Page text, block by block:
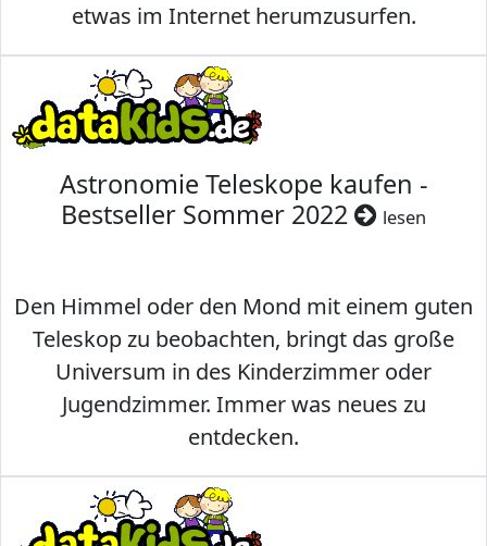
etwas im Internet herumzusurfen.
Astronomie Teleskope kaufen -
Bestseller Sommer 2022
lesen
Den Himmel oder den Mond mit einem guten
Teleskop zu beobachten, bringt das große
Universum in des Kinderzimmer oder
Jugendzimmer. Immer was neues zu
entdecken.